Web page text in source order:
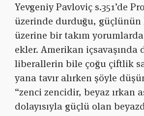
Yevgeniy Pavloviç s.351’de
üzerinde durduğu, güçlünün
üzerine bir takım
ekler. Amerikan içsavaşında
liberallerin bile çoğu çiftlik
yana tavır alırken şöyle
“zenci zencidir, beyaz ırkan
dolayısıyla güçlü olan